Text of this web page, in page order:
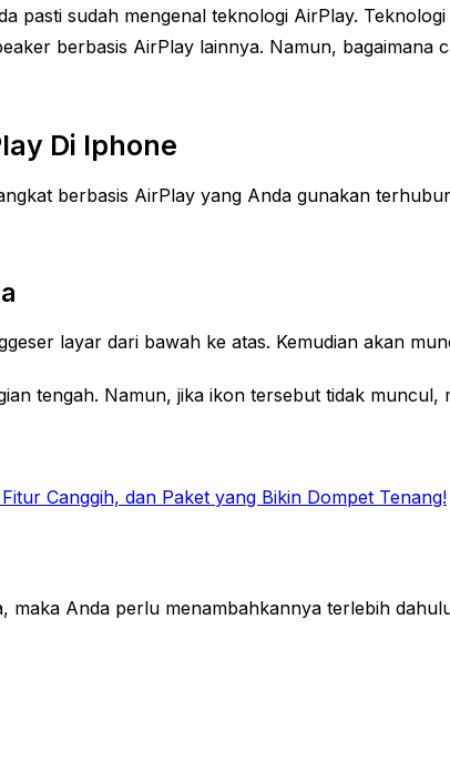
pasti sudah mengenal teknologi AirPlay.
berbasis AirPlay lainnya. Namun, bagaimana
Di Iphone
berbasis AirPlay yang Anda gunakan
layar dari bawah ke atas. Kemudian akan
tengah. Namun, jika ikon tersebut tidak
Canggih, dan Paket yang Bikin Dompet Tenang!
Anda perlu menambahkannya terlebih